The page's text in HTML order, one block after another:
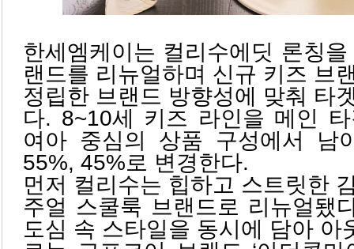
한세엠케이는 컬리수에딧 론칭
랜드를 리뉴얼하며 신규 키즈 브
정립한 브랜드 방향성에 맞춰 타
다. 8~10세 키즈 라인을 메인
여아 중심의 상품 구성에서 남
55%, 45%로 변경한다.
먼저 컬리수는 힙하고 스트릿한
주얼 스쿨룩 브랜드로 리뉴얼됐
도심 속 스타일을 동시에 담아 아